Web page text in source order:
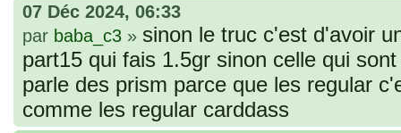
07 Déc 2024, 06:33
par baba_c3 » sinon le truc c'est d'avoir
part15 qui fais 1.5gr sinon celle qui
parle des prism parce que les regular
comme les regular carddass